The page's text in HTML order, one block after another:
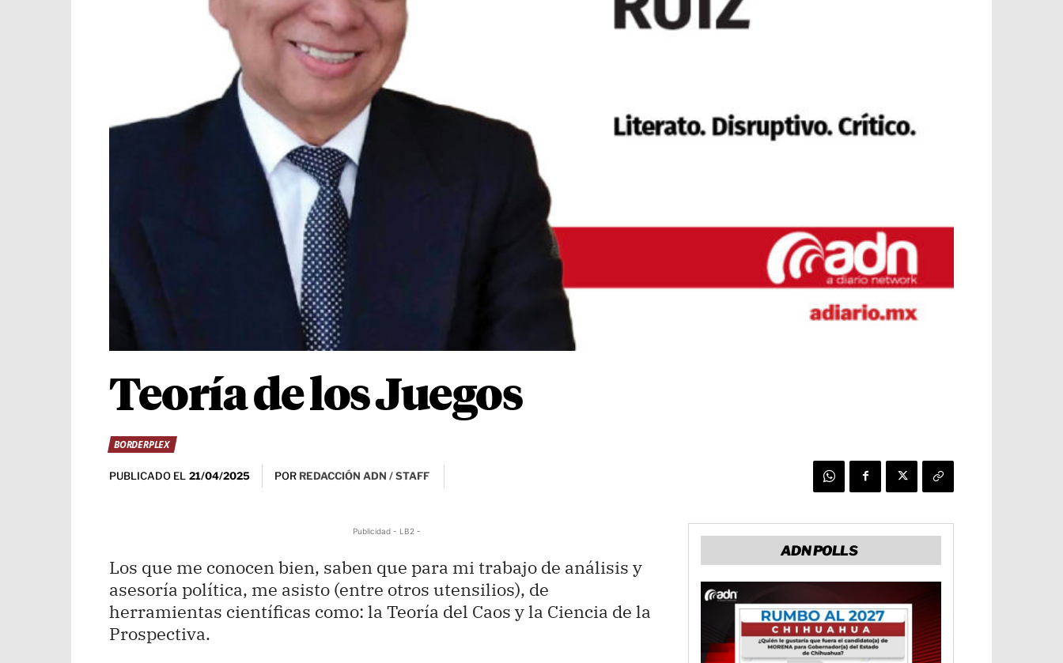
Teoría de los Juegos
BORDERPLEX
PUBLICADO EL 21/04/2025 POR REDACCIÓN ADN / STAFF
Publicidad - LB2 -
Los que me conocen bien, saben que para mi trabajo de análisis y
asesoría política, me asisto (entre otros utensilios), de
herramientas científicas como: la Teoría del Caos y la Ciencia de la
Prospectiva.
ADN POLLS